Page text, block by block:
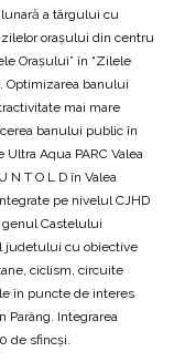
a târgului cu
orașului din centru
Orașului” în “Zilele
Optimizarea banului
mai mare
banului public în
Ultra Aqua PARC Valea
N T O L D în Valea
pe nivelul CJHD
Castelului
judetului cu obiective
ciclism, circuite
în puncte de interes
Parâng. Integrarea
de sfincși.